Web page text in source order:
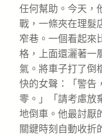
任何幫助。今天，
戰，一條夾在理髮
窄巷。一個看起來
格，上面還灑著一
氣。將車子打了倒
快的女聲：「警告
零。」「請考慮放
地倒車。他最討厭
關鍵時刻自動收折